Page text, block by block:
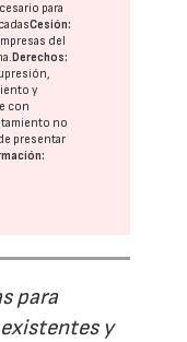
para
Cesión:
del
Derechos:
y
con
no
presentar
para
y